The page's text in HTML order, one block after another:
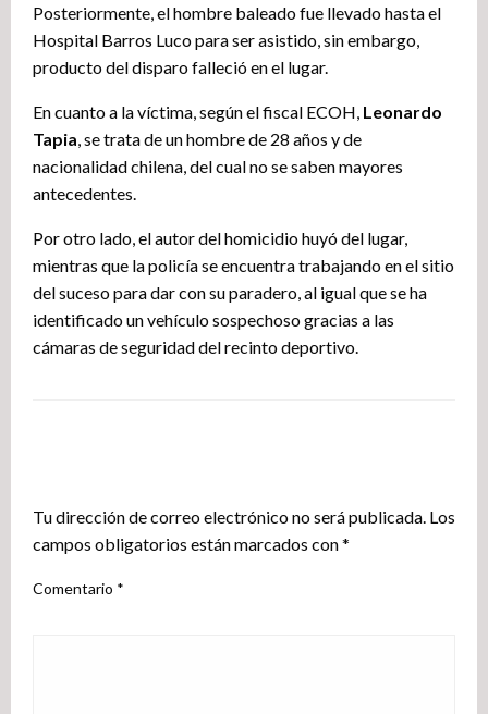
Posteriormente, el hombre baleado fue llevado hasta el
Hospital Barros Luco para ser asistido, sin embargo,
producto del disparo falleció en el lugar.
En cuanto a la víctima, según el fiscal ECOH, Leonardo
Tapia, se trata de un hombre de 28 años y de
nacionalidad chilena, del cual no se saben mayores
antecedentes.
Por otro lado, el autor del homicidio huyó del lugar,
mientras que la policía se encuentra trabajando en el sitio
del suceso para dar con su paradero, al igual que se ha
identificado un vehículo sospechoso gracias a las
cámaras de seguridad del recinto deportivo.
Tu dirección de correo electrónico no será publicada. Los
campos obligatorios están marcados con*
Comentario *